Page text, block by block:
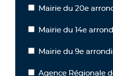
Mairie du 20e
Mairie du 20e
Mairie du 14e
Mairie du 14e
Mairie du 9e arrondissement
Mairie du 9e
Agence Régionale de Santé
Agence Régionale